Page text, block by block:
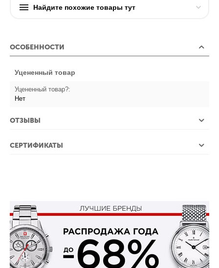
Найдите похожие товары тут
ОСОБЕННОСТИ
Уцененный товар
Уцененный товар?:
Нет
ОТЗЫВЫ
СЕРТИФИКАТЫ